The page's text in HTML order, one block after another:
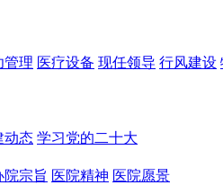
管理 医疗设备 现任领导 行风建设
动态 学习党的二十大
院宗旨 医院精神 医院愿景